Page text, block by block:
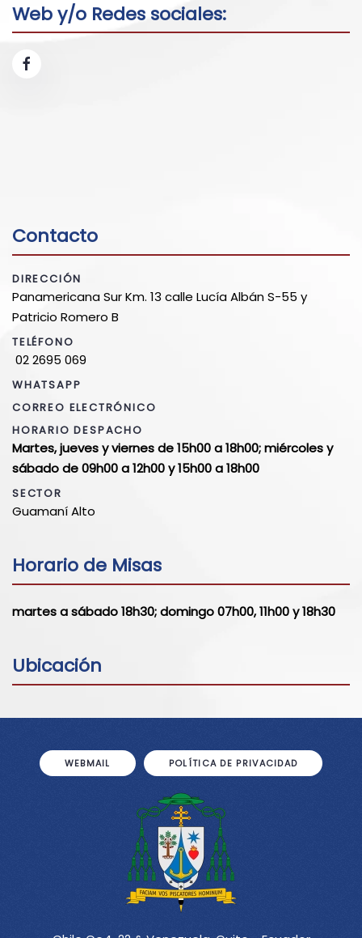
Web y/o Redes sociales:
Contacto
DIRECCIÓN
Panamericana Sur Km. 13 calle Lucía Albán S-55 y
Patricio Romero B
TELÉFONO
02 2695 069
WHATSAPP
CORREO ELECTRÓNICO
HORARIO DESPACHO
Martes, jueves y viernes de 15h00 a 18h00; miércoles y
sábado de 09h00 a 12h00 y 15h00 a 18h00
SECTOR
Guamaní Alto
Horario de Misas
martes a sábado 18h30; domingo 07h00, 11h00 y 18h30
Ubicación
WEBMAIL POLÍTICA DE PRIVACIDAD